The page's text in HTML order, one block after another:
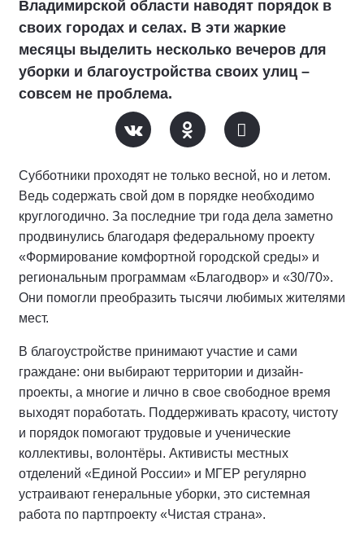
Владимирской области наводят порядок в
своих городах и селах. В эти жаркие
месяцы выделить несколько вечеров для
уборки и благоустройства своих улиц –
совсем не проблема.
Субботники проходят не только весной, но и летом.
Ведь содержать свой дом в порядке необходимо
круглогодично. За последние три года дела заметно
продвинулись благодаря федеральному проекту
«Формирование комфортной городской среды» и
региональным программам «Благодвор» и «30/70».
Они помогли преобразить тысячи любимых жителями
мест.
В благоустройстве принимают участие и сами
граждане: они выбирают территории и дизайн-
проекты, а многие и лично в свое свободное время
выходят поработать. Поддерживать красоту, чистоту
и порядок помогают трудовые и ученические
коллективы, волонтёры. Активисты местных
отделений «Единой России» и МГЕР регулярно
устраивают генеральные уборки, это системная
работа по партпроекту «Чистая страна».